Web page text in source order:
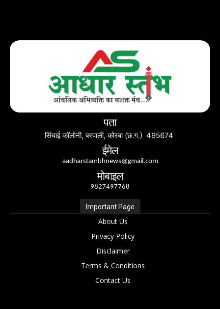
पता
सिंचाई कॉलोनी, बरपाली, कोरबा (छ.ग.) 495674
ईमेल
aadharstambhnews@gmail.com
मोबाइल
9827497768
Important Page
About Us
Privacy Policy
Disclaimer
Terms & Conditions
Contact Us